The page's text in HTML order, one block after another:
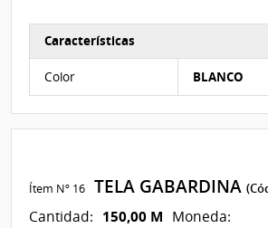
Características
Color BLANCO
Ítem Nº 16 TELA GABARDINA
Cantidad: 150,00 M Moneda: